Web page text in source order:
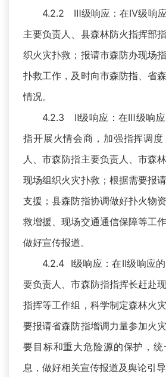
4.2.2 Ⅲ级响应：在Ⅳ级响应
主要负责人、县森林防火指挥部
织火灾扑救；报请市森防办现场
扑救工作，及时向市森防指、省
情况。
4.2.3 Ⅱ级响应：在Ⅲ级响应
指开展火情会商，加强指挥调
人、市森防指主要负责人、市森
现场组织火灾扑救；根据需要报
支援；县森防指协调做好扑火物
救增援、现场交通通信保障等工
做好宣传报道。
4.2.4 Ⅰ级响应：在Ⅱ级响应
要负责人、市森防指指挥长赶赴
指挥等工作组，科学制定森林火
要报请省森防指增调力量参加火
要目标和重大危险源的保护，
息，做好相关宣传报道及舆论引导